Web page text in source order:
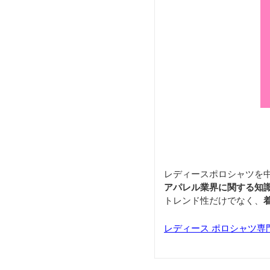
レディースポロシャツを
アパレル業界に関する知
トレンド性だけでなく、
レディース ポロシャツ